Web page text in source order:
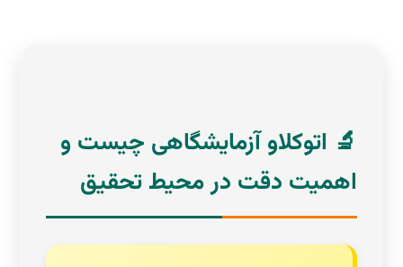
🔬 اتوکلاو آزمایشگاهی چیست و
اهمیت دقت در محیط تحقیق